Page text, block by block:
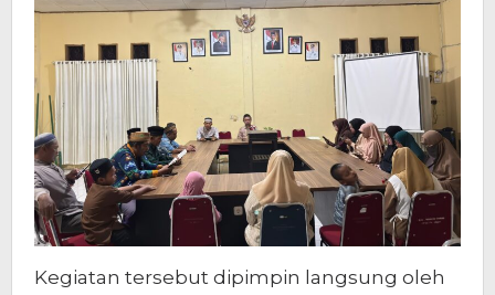
Kegiatan tersebut dipimpin langsung oleh